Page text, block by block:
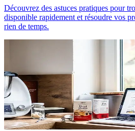
Découvrez des astuces pratiques pour
disponible rapidement et résoudre vos
rien de temps.